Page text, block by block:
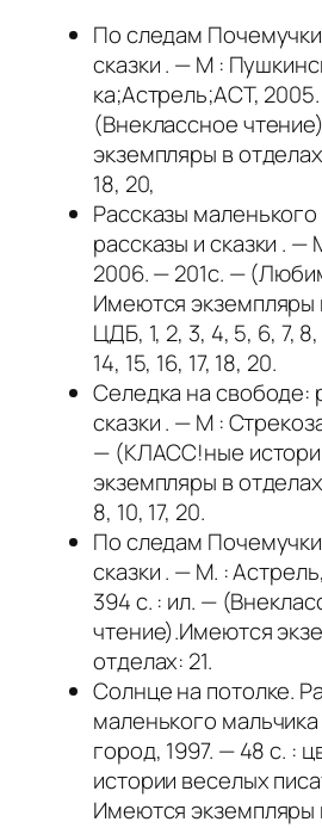
По следам
сказки . — М :
ка;Астрель;АСТ,
(Внеклассное
экземпляры в
18, 20,
Рассказы
рассказы и сказки .
2006. — 201с. —
Имеются экземпляры
ЦДБ, 1, 2, 3, 4, 5, 6, 7, 8,
14, 15, 16, 17, 18, 20.
Селедка на свободе:
сказки . — М :
— (КЛАСС!ные
экземпляры в
8, 10, 17, 20.
По следам
сказки . — М. :
394 с. : ил. —
чтение).Имеются
отделах: 21.
Солнце на потолке.
маленького
город, 1997. — 48 с. :
истории веселых
Имеются экземпляры